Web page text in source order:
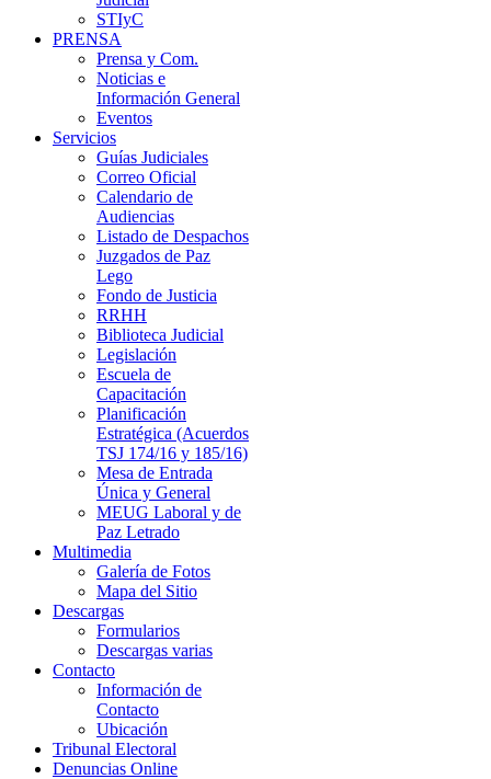
STIyC
PRENSA
Prensa y Com.
Noticias e
Información General
Eventos
Servicios
Guías Judiciales
Correo Oficial
Calendario de
Audiencias
Listado de Despachos
Juzgados de Paz
Lego
Fondo de Justicia
RRHH
Biblioteca Judicial
Legislación
Escuela de
Capacitación
Planificación
Estratégica (Acuerdos
TSJ 174/16 y 185/16)
Mesa de Entrada
Única y General
MEUG Laboral y de
Paz Letrado
Multimedia
Galería de Fotos
Mapa del Sitio
Descargas
Formularios
Descargas varias
Contacto
Información de
Contacto
Ubicación
Tribunal Electoral
Denuncias Online